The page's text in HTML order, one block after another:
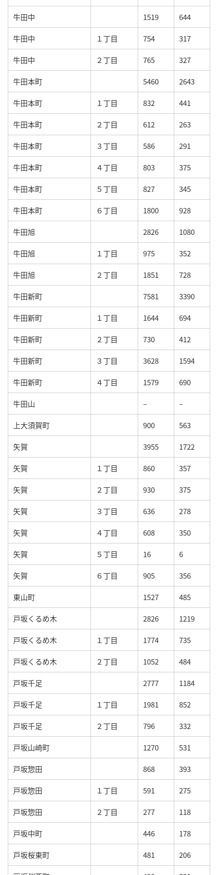
牛田中 1519 644
牛田中 １丁目 754 317
牛田中 ２丁目 765 327
牛田本町 5460 2643
牛田本町 １丁目 832 441
牛田本町 ２丁目 612 263
牛田本町 ３丁目 586 291
牛田本町 ４丁目 803 375
牛田本町 ５丁目 827 345
牛田本町 ６丁目 1800 928
牛田旭 2826 1080
牛田旭 １丁目 975 352
牛田旭 ２丁目 1851 728
牛田新町 7581 3390
牛田新町 １丁目 1644 694
牛田新町 ２丁目 730 412
牛田新町 ３丁目 3628 1594
牛田新町 ４丁目 1579 690
牛田山 – –
上大須賀町 900 563
矢賀 3955 1722
矢賀 １丁目 860 357
矢賀 ２丁目 930 375
矢賀 ３丁目 636 278
矢賀 ４丁目 608 350
矢賀 ５丁目 16 6
矢賀 ６丁目 905 356
東山町 1527 485
戸坂くるめ木 2826 1219
戸坂くるめ木 １丁目 1774 735
戸坂くるめ木 ２丁目 1052 484
戸坂千足 2777 1184
戸坂千足 １丁目 1981 852
戸坂千足 ２丁目 796 332
戸坂山崎町 1270 531
戸坂惣田 868 393
戸坂惣田 １丁目 591 275
戸坂惣田 ２丁目 277 118
戸坂中町 446 178
戸坂桜東町 481 206